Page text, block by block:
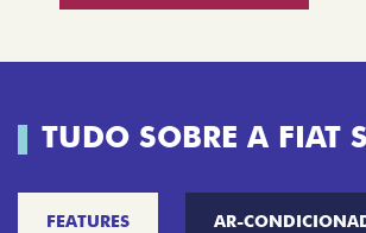
TUDO SOBRE A FIAT
FEATURES AR-